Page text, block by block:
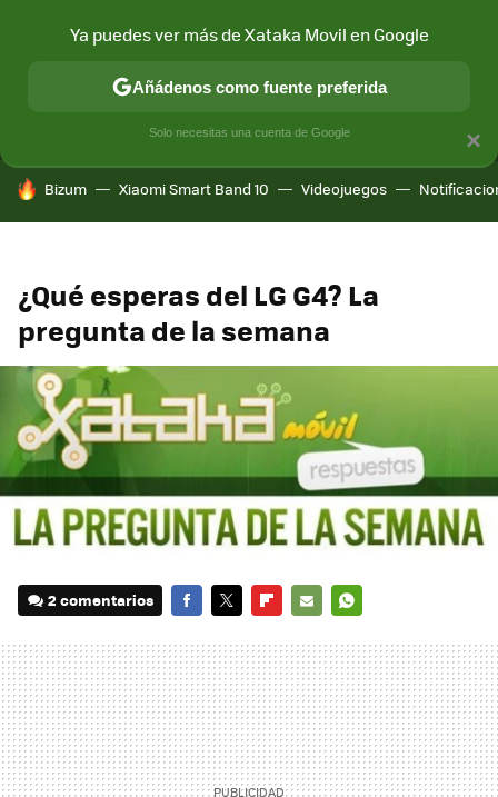
MÓVIL Y SOCIEDAD APLICACIONES
HOY SE HABLA DE
Bizum Xiaomi Smart Band 10 Videojuegos
¿Qué esperas del LG G4? La
pregunta de la semana
2 comentarios
MAIL
×
Ya puedes ver más de Xataka Movil en Google
Añádenos como fuente preferida
Solo necesitas una cuenta de Google